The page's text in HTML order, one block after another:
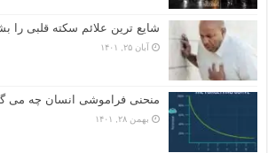
شایع ترین علائم سکته قلبی را
آبان ۲۵, ۱۴۰۱
منحنی فراموشی انسان چه می
بهمن ۲۸, ۱۴۰۱